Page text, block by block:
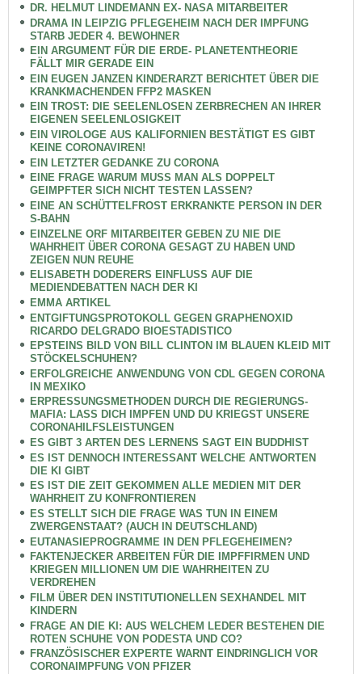
DR. HELMUT LINDEMANN EX- NASA MITARBEITER
DRAMA IN LEIPZIG PFLEGEHEIM NACH DER IMPFUNG
STARB JEDER 4. BEWOHNER
EIN ARGUMENT FÜR DIE ERDE- PLANETENTHEORIE
FÄLLT MIR GERADE EIN
EIN EUGEN JANZEN KINDERARZT BERICHTET ÜBER DIE
KRANKMACHENDEN FFP2 MASKEN
EIN TROST: DIE SEELENLOSEN ZERBRECHEN AN IHRER
EIGENEN SEELENLOSIGKEIT
EIN VIROLOGE AUS KALIFORNIEN BESTÄTIGT ES GIBT
KEINE CORONAVIREN!
EIN LETZTER GEDANKE ZU CORONA
EINE FRAGE WARUM MUSS MAN ALS DOPPELT
GEIMPFTER SICH NICHT TESTEN LASSEN?
EINE AN SCHÜTTELFROST ERKRANKTE PERSON IN DER
S-BAHN
EINZELNE ORF MITARBEITER GEBEN ZU NIE DIE
WAHRHEIT ÜBER CORONA GESAGT ZU HABEN UND
ZEIGEN NUN REUHE
ELISABETH DODERERS EINFLUSS AUF DIE
MEDIENDEBATTEN NACH DER KI
EMMA ARTIKEL
ENTGIFTUNGSPROTOKOLL GEGEN GRAPHENOXID
RICARDO DELGRADO BIOESTADISTICO
EPSTEINS BILD VON BILL CLINTON IM BLAUEN KLEID MIT
STÖCKELSCHUHEN?
ERFOLGREICHE ANWENDUNG VON CDL GEGEN CORONA
IN MEXIKO
ERPRESSUNGSMETHODEN DURCH DIE REGIERUNGS-
MAFIA: LASS DICH IMPFEN UND DU KRIEGST UNSERE
CORONAHILFSLEISTUNGEN
ES GIBT 3 ARTEN DES LERNENS SAGT EIN BUDDHIST
ES IST DENNOCH INTERESSANT WELCHE ANTWORTEN
DIE KI GIBT
ES IST DIE ZEIT GEKOMMEN ALLE MEDIEN MIT DER
WAHRHEIT ZU KONFRONTIEREN
ES STELLT SICH DIE FRAGE WAS TUN IN EINEM
ZWERGENSTAAT? (AUCH IN DEUTSCHLAND)
EUTANASIEPROGRAMME IN DEN PFLEGEHEIMEN?
FAKTENJECKER ARBEITEN FÜR DIE IMPFFIRMEN UND
KRIEGEN MILLIONEN UM DIE WAHRHEITEN ZU
VERDREHEN
FILM ÜBER DEN INSTITUTIONELLEN SEXHANDEL MIT
KINDERN
FRAGE AN DIE KI: AUS WELCHEM LEDER BESTEHEN DIE
ROTEN SCHUHE VON PODESTA UND CO?
FRANZÖSISCHER EXPERTE WARNT EINDRINGLICH VOR
CORONAIMPFUNG VON PFIZER